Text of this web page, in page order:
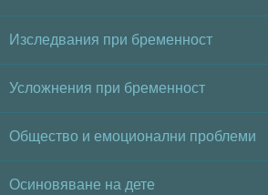
Изследвания при бременност
Усложнения при бременност
Общество и емоционални проблеми
Осиновяване на дете